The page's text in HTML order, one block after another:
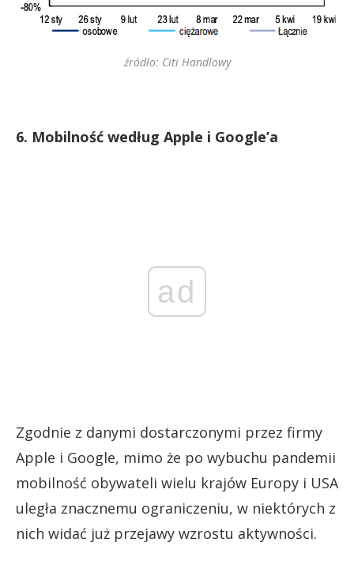
źródło: Citi Handlowy
6. Mobilność według Apple i Google’a
ad
Zgodnie z danymi dostarczonymi przez firmy
Apple i Google, mimo że po wybuchu pandemii
mobilność obywateli wielu krajów Europy i USA
uległa znacznemu ograniczeniu, w niektórych z
nich widać już przejawy wzrostu aktywności.